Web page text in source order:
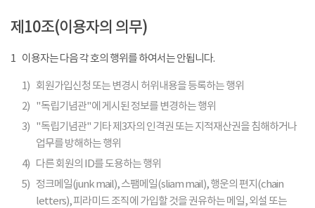
제10조(이용자의 의무)
1 이용자는 다음 각 호의 행위를 하여서는 안됩니다.
1) 회원가입신청 또는 변경시 허위내용을 등록하는 행위
2) "독립기념관"에 게시된 정보를 변경하는 행위
3) "독립기념관" 기타 제3자의 인격권 또는 지적재산권을 침해하거나
업무를 방해하는 행위
4) 다른 회원의 ID를 도용하는 행위
5) 정크메일(junk mail), 스팸메일(sliam mail), 행운의 편지(chain
letters), 피라미드 조직에 가입할 것을 권유하는 메일, 외설 또는